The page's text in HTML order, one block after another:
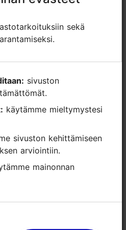
sekä
arviointiin.
sekä
arviointiin.